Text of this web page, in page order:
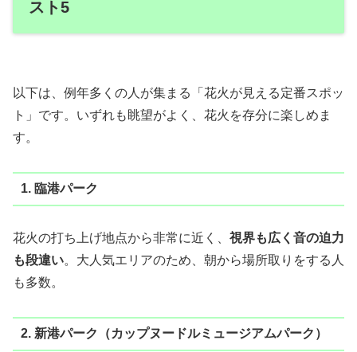
スト5
以下は、例年多くの人が集まる「花火が見える定番スポッ
ト」です。いずれも眺望がよく、花火を存分に楽しめま
す。
1. 臨港パーク
花火の打ち上げ地点から非常に近く、 視界も広く音の迫力
も段違い。大人気エリアのため、朝から場所取りをする人
も多数。
2. 新港パーク（カップヌードルミュージアムパーク）